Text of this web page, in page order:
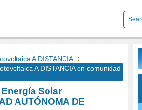
A DISTANCIA
A DISTANCIA en comunidad
Solar
AUTÓNOMA DE